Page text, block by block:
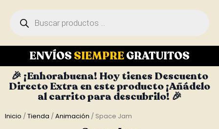
ENVÍOS SIEMPREGRATUITOS
🎉 ¡Enhorabuena! Hoy tienes Descuento
Directo Extra en este producto ¡Añádelo
al carrito para descubrilo! 🎉
Inicio /Tienda /Animación / Space Jam